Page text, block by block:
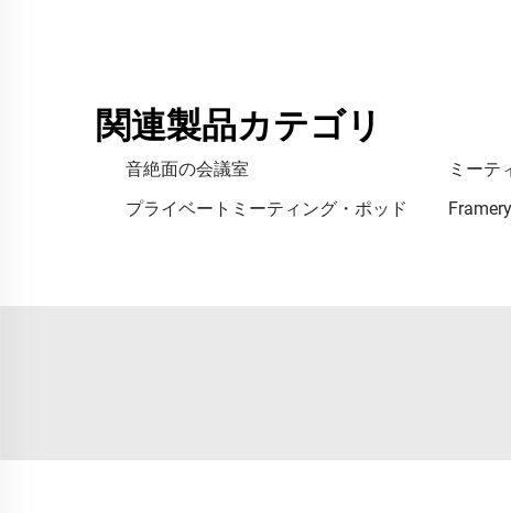
関連製品カテゴリ
音絶面の会議室 ミーテ
プライベートミーティング・ポッド